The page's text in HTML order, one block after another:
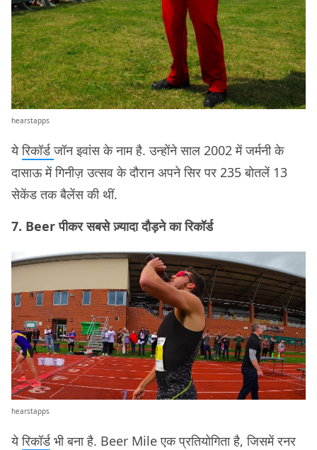
hearstapps
येरिकॉर्डजॉन इवांस के नाम है. उन्होंने साल 2002 में जर्मनी के
दासाऊ में गिनीज़ उत्सव के दौरान अपने सिर पर 235 बोतलें 13
सेकेंड तक बैलेंस की थीं.
7. Beer पीकर सबसे ज़्यादा दौड़ने का रिकॉर्ड
hearstapps
येरिकॉर्डभी बना है. Beer Mile एक प्रतियोगिता है, जिसमें रनर